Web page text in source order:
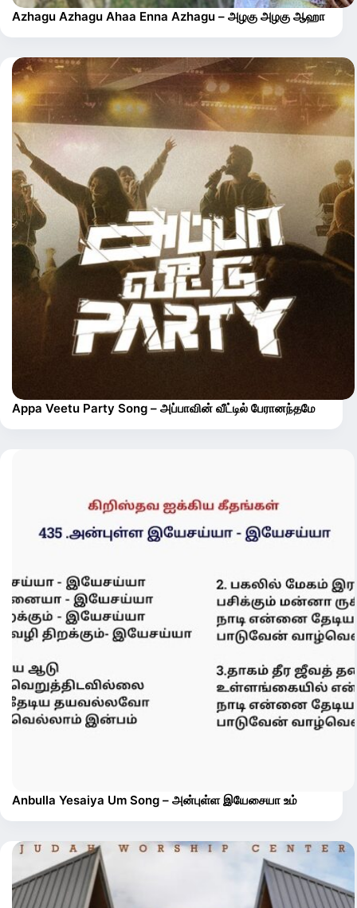
Azhagu Azhagu Ahaa Enna Azhagu – அழகு அழகு ஆஹா
Appa Veetu Party Song – அப்பாவின் வீட்டில் பேரானந்தமே
Anbulla Yesaiya Um Song – அன்புள்ள இயேசையா உம்